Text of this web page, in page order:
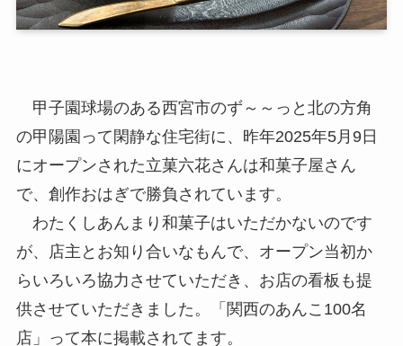
甲子園球場のある西宮市のず～～っと北の方角
の甲陽園って閑静な住宅街に、昨年2025年5月9日
にオープンされた立菓六花さんは和菓子屋さん
で、創作おはぎで勝負されています。
わたくしあんまり和菓子はいただかないのです
が、店主とお知り合いなもんで、オープン当初か
らいろいろ協力させていただき、お店の看板も提
供させていただきました。「関西のあんこ100名
店」って本に掲載されてます。